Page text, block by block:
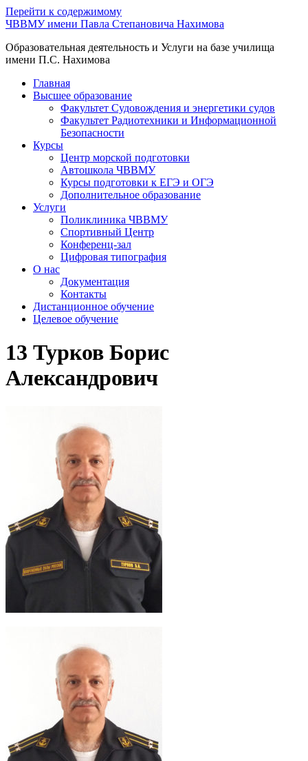
Перейти к содержимому
ЧВВМУ имени Павла Степановича Нахимова
Образовательная деятельность и Услуги на базе училища
имени П.С. Нахимова
Главная
Высшее образование
Факультет Судовождения и энергетики судов
Факультет Радиотехники и Информационной
Безопасности
Курсы
Центр морской подготовки
Автошкола ЧВВМУ
Курсы подготовки к ЕГЭ и ОГЭ
Дополнительное образование
Услуги
Поликлиника ЧВВМУ
Спортивный Центр
Конференц-зал
Цифровая типография
О нас
Документация
Контакты
Дистанционное обучение
Целевое обучение
13 Турков Борис
Александрович